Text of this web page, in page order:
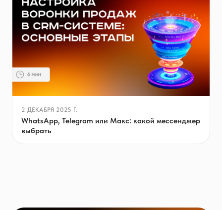
2 ДЕКАБРЯ 2025 Г.
WhatsApp, Telegram или Макс: какой мессенджер
выбрать